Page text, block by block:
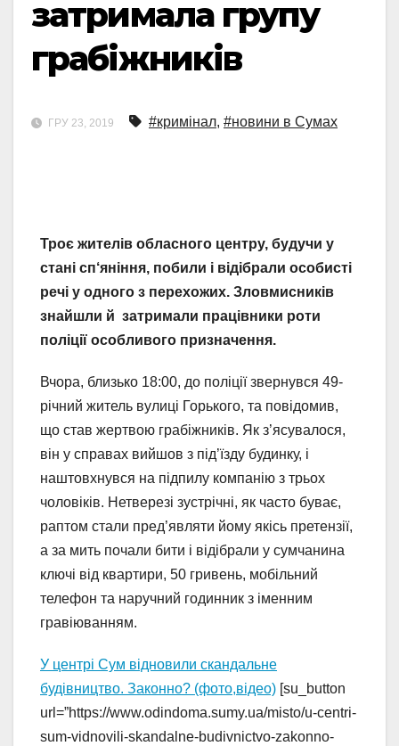
затримала групу
грабіжників
ГРУ 23, 2019 #кримінал, #новини в Сумах
Троє жителів обласного центру, будучи у
стані сп‘яніння, побили і відібрали особисті
речі у одного з перехожих. Зловмисників
знайшли й затримали працівники роти
поліції особливого призначення.
Вчора, близько 18:00, до поліції звернувся 49-
річний житель вулиці Горького, та повідомив,
що став жертвою грабіжників. Як з’ясувалося,
він у справах вийшов з під’їзду будинку, і
наштовхнувся на підпилу компанію з трьох
чоловіків. Нетверезі зустрічні, як часто буває,
раптом стали пред’являти йому якісь претензії,
а за мить почали бити і відібрали у сумчанина
ключі від квартири, 50 гривень, мобільний
телефон та наручний годинник з іменним
гравіюванням.
У центрі Сум відновили скандальне
будівництво. Законно? (фото,відео) [su_button
url=”https://www.odindoma.sumy.ua/misto/u-centri-
sum-vidnovili-skandalne-budivnictvo-zakonno-